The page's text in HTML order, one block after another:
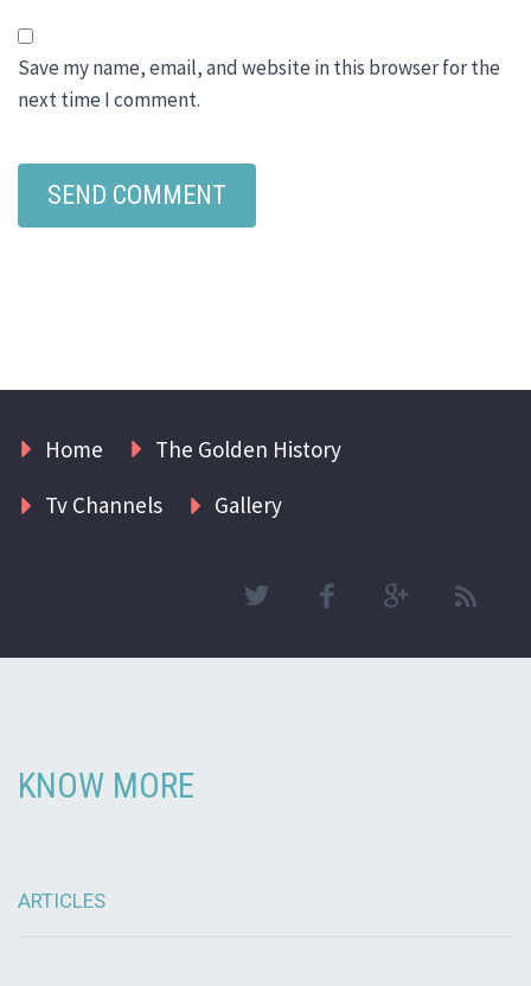
Save my name, email, and website in this browser for the
next time I comment.
Home
The Golden History
Tv Channels
Gallery
KNOW MORE
ARTICLES